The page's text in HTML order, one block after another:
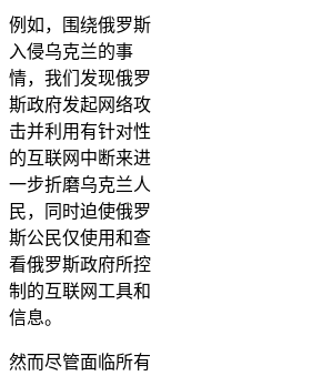
例如，围绕俄罗斯
入侵乌克兰的事
情，我们发现俄罗
斯政府发起网络攻
击并利用有针对性
的互联网中断来进
一步折磨乌克兰人
民，同时迫使俄罗
斯公民仅使用和查
看俄罗斯政府所控
制的互联网工具和
信息。
然而尽管面临所有